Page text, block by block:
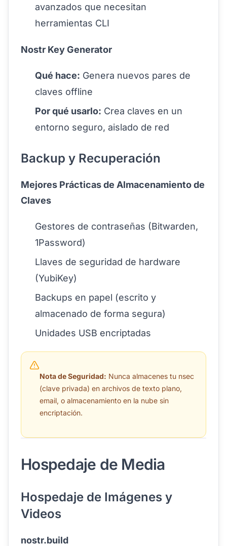
avanzados que necesitan
herramientas CLI
Nostr Key Generator
Qué hace: Genera nuevos pares de
claves offline
Por qué usarlo: Crea claves en un
entorno seguro, aislado de red
Backup y Recuperación
Mejores Prácticas de Almacenamiento de
Claves
Gestores de contraseñas (Bitwarden,
1Password)
Llaves de seguridad de hardware
(YubiKey)
Backups en papel (escrito y
almacenado de forma segura)
Unidades USB encriptadas
Nota de Seguridad: Nunca almacenes tu nsec
(clave privada) en archivos de texto plano,
email, o almacenamiento en la nube sin
encriptación.
Hospedaje de Media
Hospedaje de Imágenes y
Videos
nostr.build